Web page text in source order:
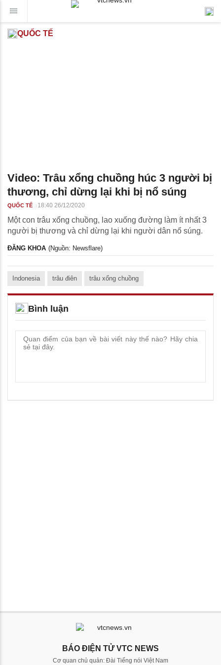
QUỐC TẾ
Video: Trâu xổng chuồng húc 3 người bị
thương, chỉ dừng lại khi bị nổ súng
QUỐC TẾ 18:40 26/12/2020
Một con trâu xổng chuồng, lao xuống đường làm ít nhất 3
người bị thương và chỉ dừng lại khi người dân nổ súng.
ĐĂNG KHOA (Nguồn: Newsflare)
Indonesia trâu điên trâu xổng chuồng
Bình luận
BÁO ĐIỆN TỬ VTC NEWS
Cơ quan chủ quản: Đài Tiếng nói Việt Nam